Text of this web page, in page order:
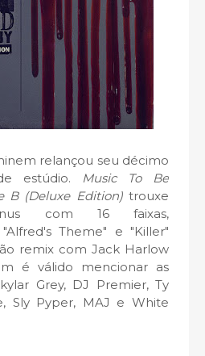
relançou seu décimo
estúdio. Music To Be
B (Deluxe Edition)trouxe
com 16 faixas,
"Alfred's Theme" e "Killer"
remix com Jack Harlow
é válido mencionar as
Grey, DJ Premier, Ty
Sly Pyper, MAJ e White